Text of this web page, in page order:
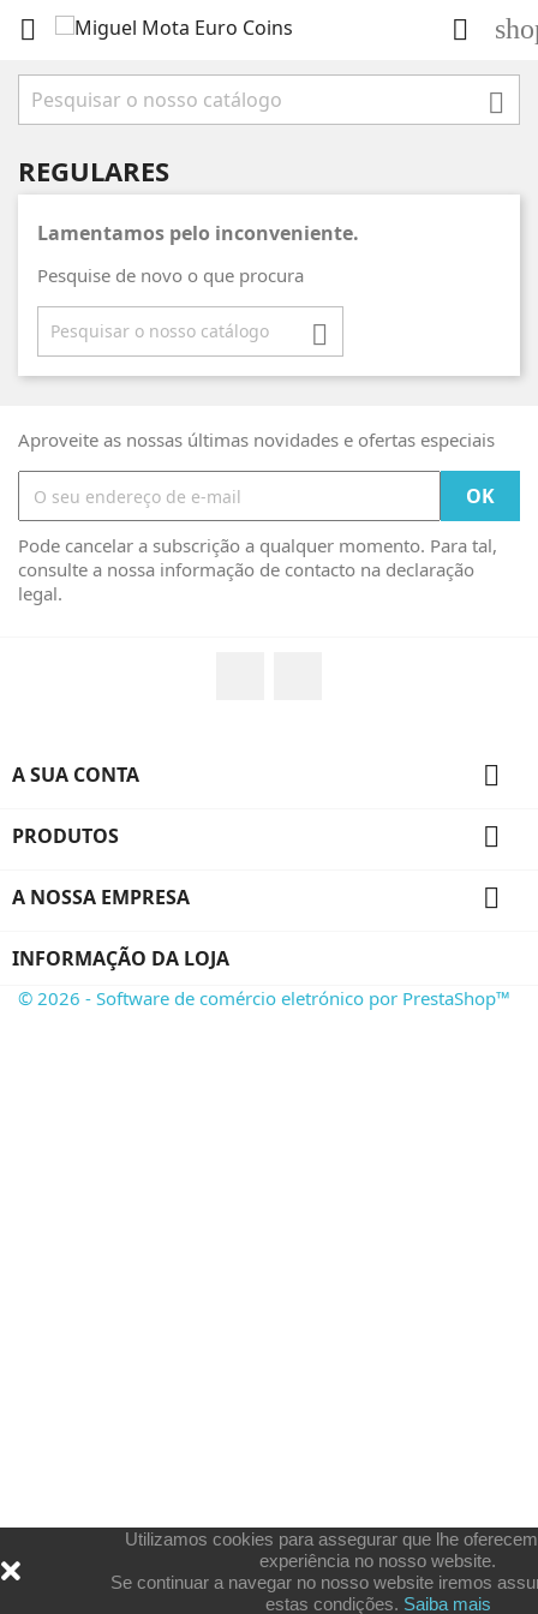
 

REGULARES
Lamentamos pelo inconveniente.
Pesquise de novo o que procura

Aproveite as nossas últimas novidades e ofertas especiais
Pode cancelar a subscrição a qualquer momento. Para tal,
consulte a nossa informação de contacto na declaração
legal.
A SUA CONTA 
PRODUTOS 
A NOSSA EMPRESA 
INFORMAÇÃO DA LOJA
Utilizamos cookies para assegurar que lhe
experiência no nosso website.
Se continuar a navegar no nosso website iremos
estas condições. Saiba mais
© 2026 - Software de comércio eletrónico por PrestaShop™